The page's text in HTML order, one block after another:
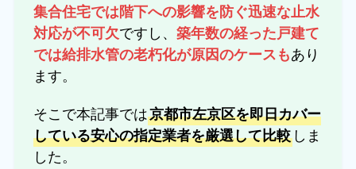
集合住宅では階下への影響を防ぐ迅速な止水
対応が不可欠ですし、築年数の経った戸建て
では給排水管の老朽化が原因のケースもあり
ます。
そこで本記事では京都市左京区を即日カバー
している安心の指定業者を厳選して比較 しま
した。